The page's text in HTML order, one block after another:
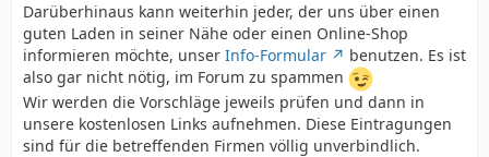
Darüberhinaus kann weiterhin jeder, der uns über einen
guten Laden in seiner Nähe oder einen Online-Shop
informieren möchte, unser Info-Formular
benutzen. Es ist
also gar nicht nötig, im Forum zu spammen
Wir werden die Vorschläge jeweils prüfen und dann in
unsere kostenlosen Links aufnehmen. Diese Eintragungen
sind für die betreffenden Firmen völlig unverbindlich.